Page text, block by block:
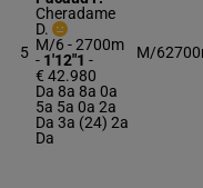
5
Cheradame
D.
M/6 - 2700m
- 1'12"1 -
€ 42.980
Da 8a 8a 0a
5a 5a 0a 2a
Da 3a (24) 2a
Da
M/6